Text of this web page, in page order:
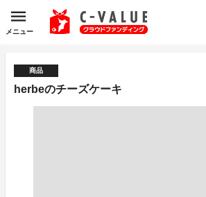
メニュー
商品
herbeのチーズケーキ